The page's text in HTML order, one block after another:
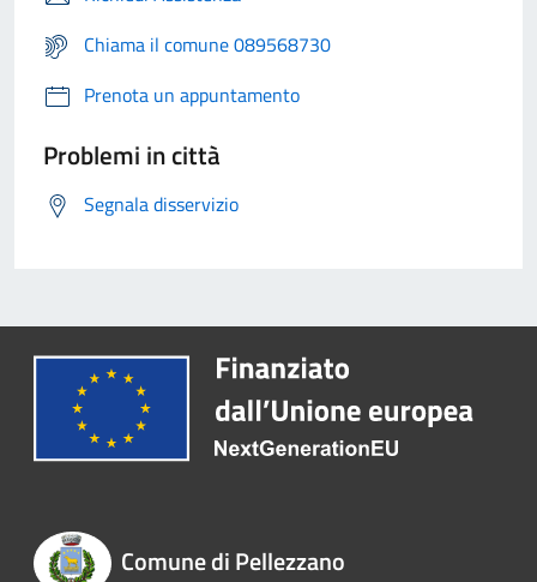
Chiama il comune 089568730
Prenota un appuntamento
Problemi in città
Segnala disservizio
Comune di Pellezzano